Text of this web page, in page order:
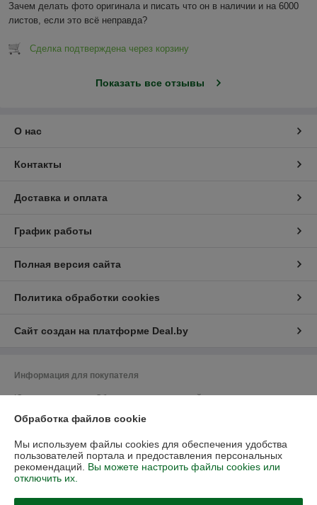
Зачем делать фото оригинала и писать что он в наличии и на 6000
листов, если это всё неправда?
Сделка подтверждена через корзину
Показать все отзывы
О нас
Контакты
Доставка и оплата
График работы
Полная версия сайта
Политика обработки cookies
Сайт создан на платформе Deal.by
Информация для покупателя
Юридическое лицо:Общество с ограниченной ответственностью
г.Минск, ул.Чернышевского 10А, каб.104
Регистрационный номер ЕГР: 193458078
УНП: 193458078
Обработка файлов cookie
Мы используем файлы cookies для обеспечения удобства
пользователей портала и предоставления персональных
рекомендаций. Вы можете настроить файлы cookies или
отключить их.